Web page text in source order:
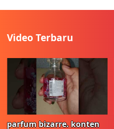
Video Terbaru
parfum bizarre. konten